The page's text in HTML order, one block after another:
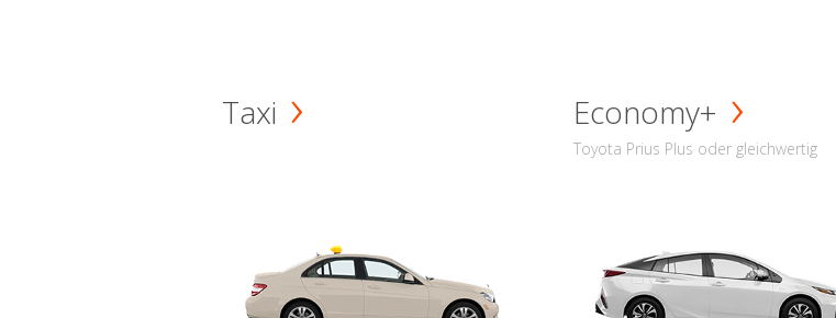
Taxi Economy+
Toyota Prius Plus oder gleichwertig